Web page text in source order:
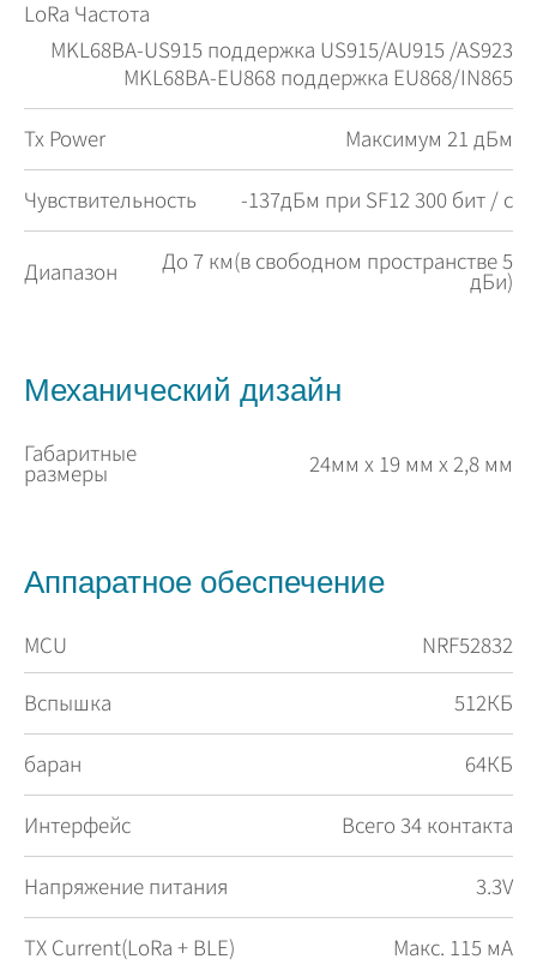
LoRa Частота
MKL68BA-US915 поддержка US915/AU915 /AS923
MKL68BA-EU868 поддержка EU868/IN865
Tx Power Максимум 21 дБм
Чувствительность -137дБм при SF12 300 бит / с
Диапазон До 7 км(в свободном пространстве 5
дБи)
Механический дизайн
Габаритные
размеры 24мм x 19 мм x 2,8 мм
Аппаратное обеспечение
MCU
NRF52832
Вспышка
512КБ
баран 64КБ
Интерфейс Всего 34 контакта
Напряжение питания 3.3V
TX Current(LoRa + BLE) Макс. 115 мА